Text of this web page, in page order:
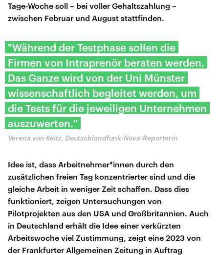
Tage-Woche soll – bei voller Gehaltszahlung –
zwischen Februar und August stattfinden.
"Während der Testphase sollen die
Firmen von Intraprenör beraten werden.
Das Ganze wird von der Uni Münster
wissenschaftlich begleitet werden, um
die Tests für die jeweiligen Unternehmen
auszuwerten."
Verena von Keitz, Deutschlandfunk-Nova-Reporterin
Idee ist, dass Arbeitnehmer*innen durch den
zusätzlichen freien Tag konzentrierter sind und die
gleiche Arbeit in weniger Zeit schaffen. Dass dies
funktioniert, zeigen Untersuchungen von
Pilotprojekten aus den USA und Großbritannien. Auch
in Deutschland erhält die Idee einer verkürzten
Arbeitswoche viel Zustimmung, zeigt eine 2023 von
der Frankfurter Allgemeinen Zeitung in Auftrag